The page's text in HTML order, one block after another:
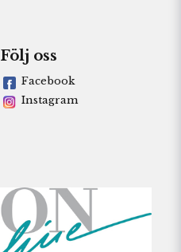
Följ oss
Facebook
Instagram